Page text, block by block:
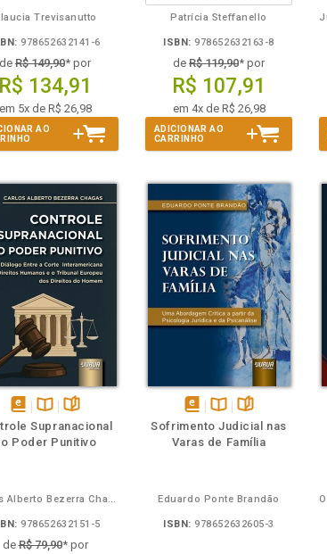
Trevisanutto
978652632141-6
de R$ 149,90* por
R$ 134,91
em 5x de R$ 26,98
AO
Patrícia Steffanello
ISBN: 978652632163-8
de R$ 119,90* por
R$ 107,91
em 4x de R$ 26,98
ADICIONAR AO
CARRINHO
disponível
em
Disponível
na
páginas
Supranacional
Poder Punitivo
Carlos Alberto Bezerra Chagas
978652632151-5
deR$ 79,90* por
disponível
em
Disponível
na
páginas
Sofrimento Judicial nas
Varas de Família
Eduardo Ponte Brandão
ISBN: 978652632605-3
Também